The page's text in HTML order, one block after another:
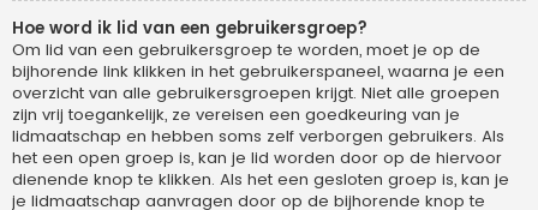
Hoe word ik lid van een gebruikersgroep?
Om lid van een gebruikersgroep te worden, moet je op de
bijhorende link klikken in het gebruikerspaneel, waarna je een
overzicht van alle gebruikersgroepen krijgt. Niet alle groepen
zijn vrij toegankelijk, ze vereisen een goedkeuring van je
lidmaatschap en hebben soms zelf verborgen gebruikers. Als
het een open groep is, kan je lid worden door op de hiervoor
dienende knop te klikken. Als het een gesloten groep is, kan je
je lidmaatschap aanvragen door op de bijhorende knop te